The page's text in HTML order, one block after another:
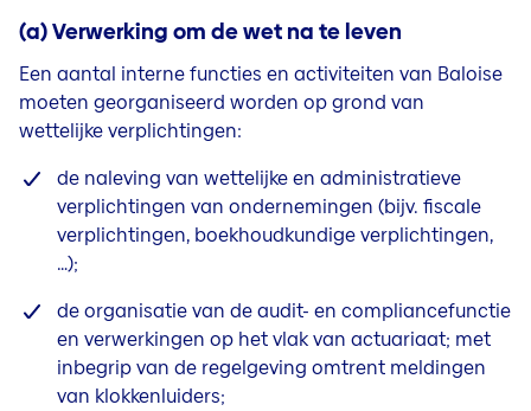
(a) Verwerking om de wet na te leven
Een aantal interne functies en activiteiten van Baloise
moeten georganiseerd worden op grond van
wettelijke verplichtingen:
de naleving van wettelijke en administratieve
verplichtingen van ondernemingen (bijv. fiscale
verplichtingen, boekhoudkundige verplichtingen,
…);
de organisatie van de audit- en compliancefunctie
en verwerkingen op het vlak van actuariaat; met
inbegrip van de regelgeving omtrent meldingen
van klokkenluiders;